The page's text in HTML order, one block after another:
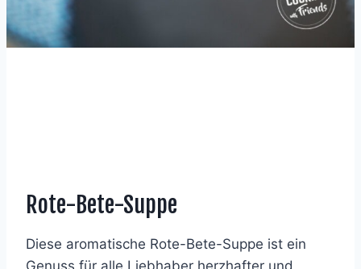
Rote-Bete-Suppe
Diese aromatische Rote-Bete-Suppe ist ein